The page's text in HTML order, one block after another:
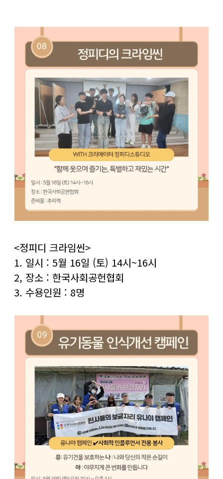
​<정피디 크라임씬>
1. 일시 : 5월 16일 (토) 14시~16시
2, 장소 : 한국사회공헌협회
3. 수용인원 : 8명